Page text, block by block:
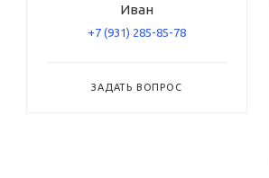
Иван
+7 (931) 285-85-78
ЗАДАТЬ ВОПРОС